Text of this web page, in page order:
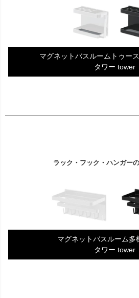
マグネットバスルームトゥー
タワー tower
ラック・フック・ハンガー
マグネットバスルーム多
タワー tower